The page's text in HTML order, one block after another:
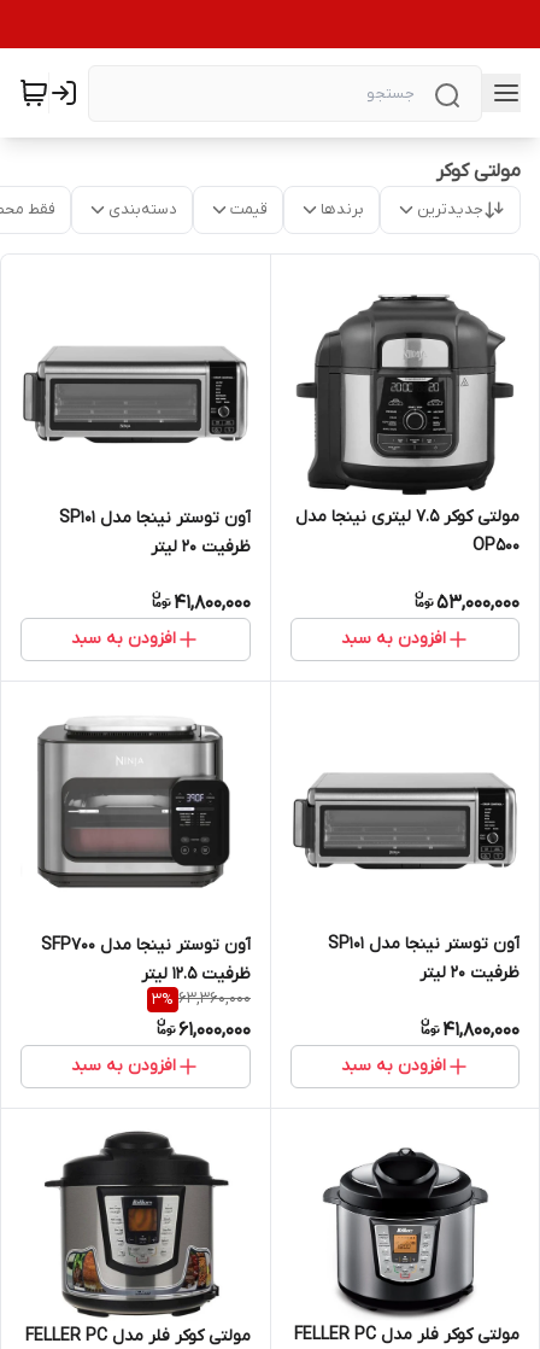
مولتی کوکر
جدیدترین برندها قیمت دسته‌بندی فقط
مولتی کوکر 7.5 لیتری نینجا مدل
OP500
53,000,000
افزودن به سبد
آون توستر نینجا مدل SP101
ظرفیت ۲۰ لیتر
41,800,000
افزودن به سبد
آون توستر نینجا مدل SP101
ظرفیت ۲۰ لیتر
41,800,000
افزودن به سبد
آون توستر نینجا مدل SFP700
ظرفیت ۱۲.۵ لیتر
63,360,000
3%
61,000,000
افزودن به سبد
مولتی کوکر فلر مدل FELLER PC
مولتی کوکر فلر مدل FELLER PC